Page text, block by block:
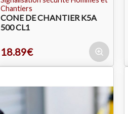
Chantiers
CONE DE CHANTIER K5A
500 CL1
18.89€